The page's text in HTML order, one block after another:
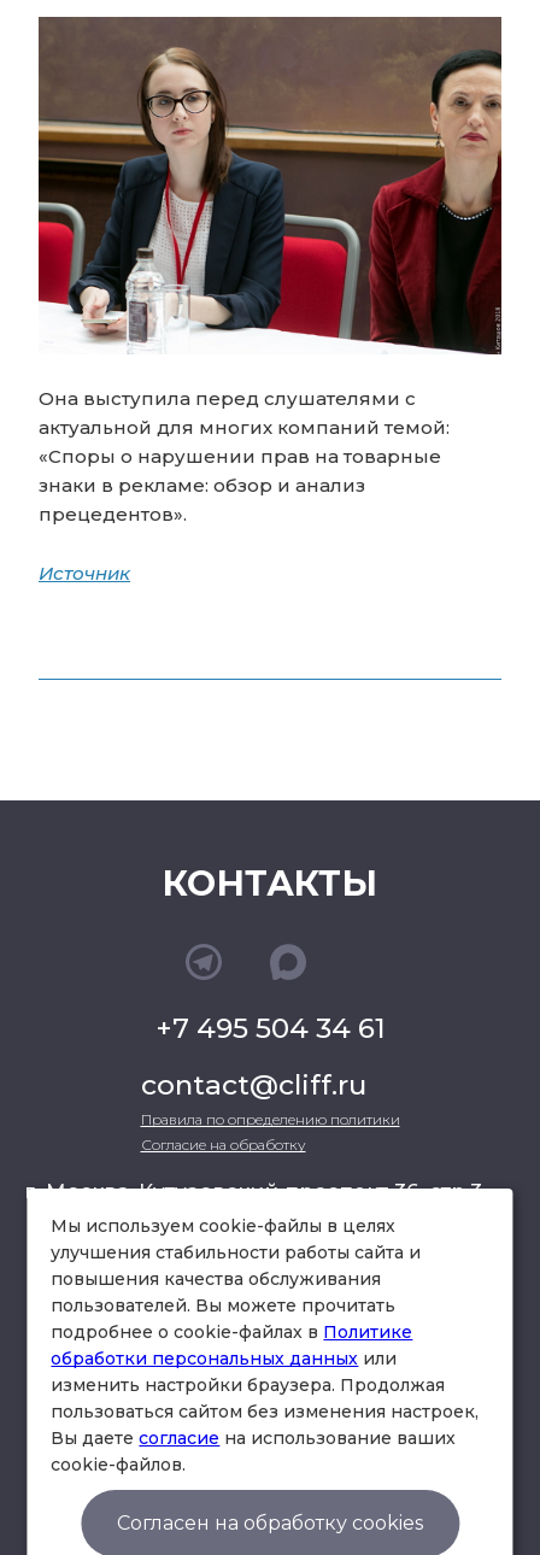
Она выступила перед слушателями с
актуальной для многих компаний темой:
«Споры о нарушении прав на товарные
знаки в рекламе: обзор и анализ
прецедентов».
Источник
КОНТАКТЫ
+7 495 504 34 61
contact@cliff.ru
Правила по определению политики
Согласие на обработку
г. Москва, Кутузовский проспект 36, стр.3 ,
офис 301
схема проезда
© Юридическая фирма «Клифф».
Согласие на обработку
Мы используем cookie-файлы в целях
улучшения стабильности работы сайта и
повышения качества обслуживания
пользователей. Вы можете прочитать
подробнее о cookie-файлах в Политике
обработки персональных данных или
изменить настройки браузера. Продолжая
пользоваться сайтом без изменения настроек,
Вы даетесогласие на использование ваших
cookie-файлов.
Согласен на обработку cookies